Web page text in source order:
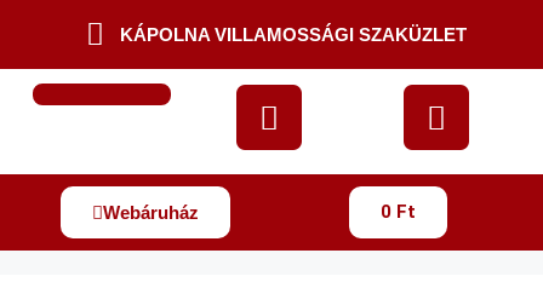
KÁPOLNA VILLAMOSSÁGI SZAKÜZLET
Webáruház 0 Ft